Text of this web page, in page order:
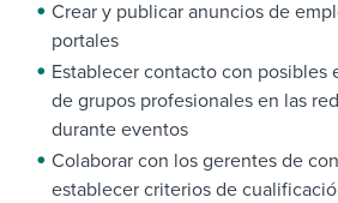
Crear y publicar anuncios de
portales
Establecer contacto con posibles
de grupos profesionales en las
durante eventos
Colaborar con los gerentes de
establecer criterios de